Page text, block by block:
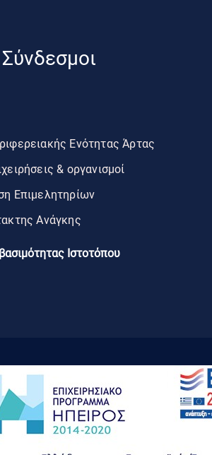
Ενότητας Άρτας
& οργανισμοί
Επιμελητηρίων
Ανάγκης
Ιστοτόπου